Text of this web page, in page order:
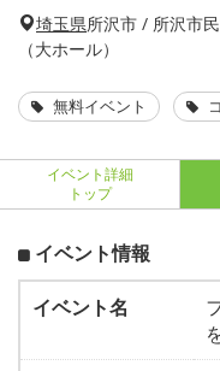
埼玉県所沢市 / 所沢市
（大ホール）
無料イベント
イベント詳細
トップ
イベント情報
イベント名